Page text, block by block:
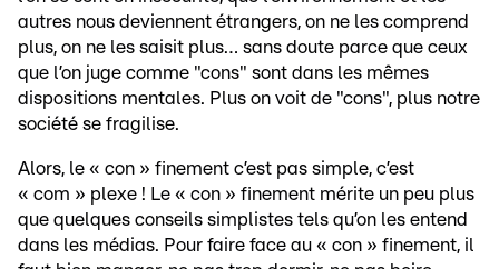
autres nous deviennent étrangers, on ne les comprend
plus, on ne les saisit plus… sans doute parce que ceux
que l’on juge comme "cons" sont dans les mêmes
dispositions mentales. Plus on voit de "cons", plus notre
société se fragilise.
Alors, le « con » finement c’est pas simple, c’est
« com » plexe ! Le « con » finement mérite un peu plus
que quelques conseils simplistes tels qu’on les entend
dans les médias. Pour faire face au « con » finement, il